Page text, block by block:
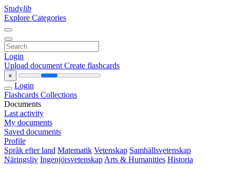
Studylib
Explore Categories
Login
Upload document Create flashcards
×
Login
Flashcards Collections
Documents
Last activity
My documents
Saved documents
Profile
Språk efter land Matematik Vetenskap Samhällsvetenskap
Näringsliv Ingenjörsvetenskap Arts & Humanities Historia